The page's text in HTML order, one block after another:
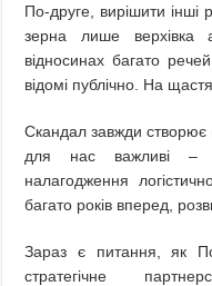
По-друге, вирішити інші
зерна лише верхівка
відносинах багато
відомі публічно. На
Скандал завжди створює
для нас важливі –
налагодження
багато років вперед,
Зараз є питання, як
стратегічне